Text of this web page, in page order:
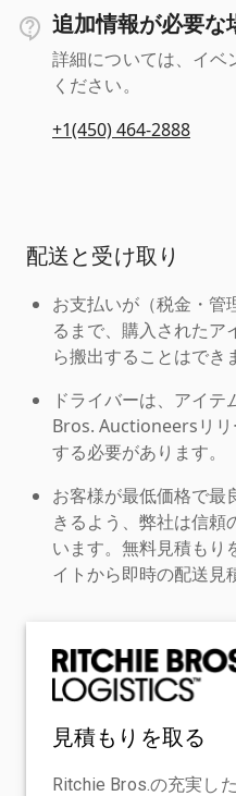
追加情報が必要な
詳細については、イベ
ください。
+1(450) 464-2888
配送と受け取り
お支払いが（税金・管
るまで、購入されたア
ら搬出することはでき
ドライバーは、アイ
Bros. Auctioneersリ
する必要があります。
お客様が最低価格で最
きるよう、弊社は信頼
います。無料見積もり
イトから即時の配送見
見積もりを取る
Ritchie Bros.の充実し